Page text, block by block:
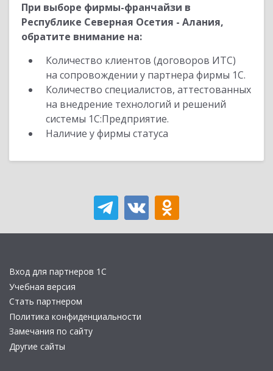
При выборе фирмы-франчайзи в
Республике Северная Осетия - Алания,
обратите внимание на:
Количество клиентов (договоров ИТС)
на сопровождении у партнера фирмы 1С.
Количество специалистов, аттестованных
на внедрение технологий и решений
системы 1С:Предприятие.
Наличие у фирмы статуса
Вход для партнеров 1С
Учебная версия
Стать партнером
Политика конфиденциальности
Замечания по сайту
Другие сайты